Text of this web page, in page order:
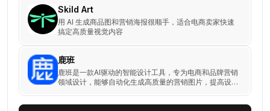
Skild Art
用 AI 生成商品图和营销海报很顺手，适合电商卖家快速
搞定高质量视觉内容
鹿班
鹿班是一款AI驱动的智能设计工具，专为电商和品牌营销
领域设计，能够自动化生成高质量的营销图片，提高设计